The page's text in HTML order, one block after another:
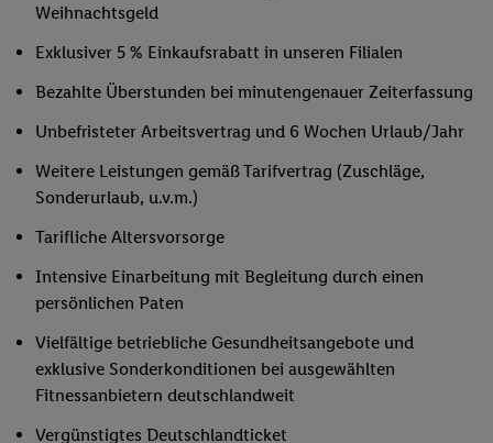
Weihnachtsgeld
Exklusiver 5 % Einkaufsrabatt in unseren Filialen
Bezahlte Überstunden bei minutengenauer Zeiterfassung
Unbefristeter Arbeitsvertrag und 6 Wochen Urlaub/Jahr
Weitere Leistungen gemäß Tarifvertrag (Zuschläge,
Sonderurlaub, u.v.m.)
Tarifliche Altersvorsorge
Intensive Einarbeitung mit Begleitung durch einen
persönlichen Paten
Vielfältige betriebliche Gesundheitsangebote und
exklusive Sonderkonditionen bei ausgewählten
Fitnessanbietern deutschlandweit
Vergünstigtes Deutschlandticket